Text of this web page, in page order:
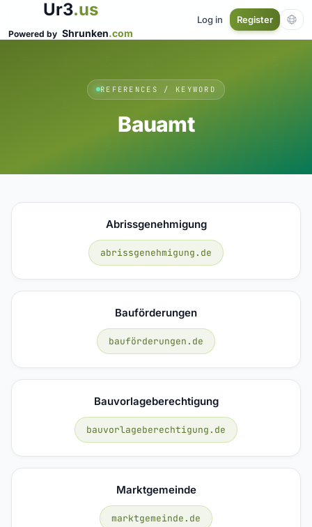
Ur3.us
Powered by Shrunken.com
Log in Register
REFERENCES / KEYWORD
Bauamt
Abrissgenehmigung
abrissgenehmigung.de
Bauförderungen
bauförderungen.de
Bauvorlageberechtigung
bauvorlageberechtigung.de
Marktgemeinde
marktgemeinde.de